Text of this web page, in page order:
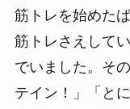
筋トレを始めた
筋トレさえして
でいました。そ
テイン！」「と